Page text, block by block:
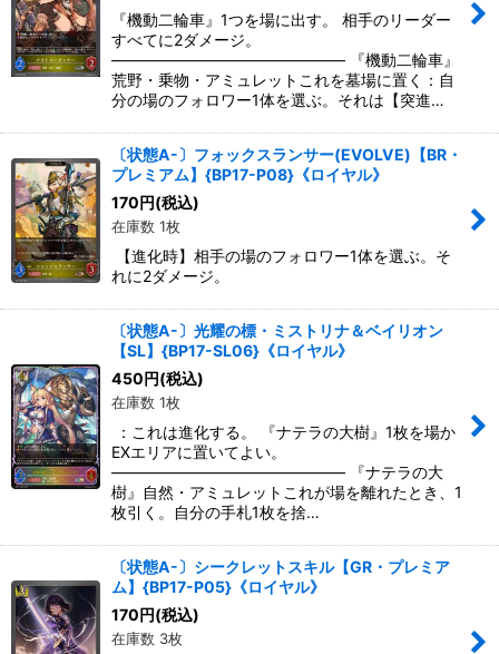
『機動二輪車』1つを場に出す。 相手のリーダー
すべてに2ダメージ。
――――――――――――――― 『機動二輪車』
荒野・乗物・アミュレットこれを墓場に置く：自
分の場のフォロワー1体を選ぶ。それは【突進…
〔状態A-〕フォックスランサー(EVOLVE)【BR・
プレミアム】{BP17-P08}《ロイヤル》
170円(税込)
在庫数 1枚
【進化時】相手の場のフォロワー1体を選ぶ。そ
れに2ダメージ。
〔状態A-〕光耀の標・ミストリナ＆ベイリオン
【SL】{BP17-SL06}《ロイヤル》
450円(税込)
在庫数 1枚
：これは進化する。 『ナテラの大樹』1枚を場か
EXエリアに置いてよい。
――――――――――――――― 『ナテラの大
樹』自然・アミュレットこれが場を離れたとき、1
枚引く。自分の手札1枚を捨…
〔状態A-〕シークレットスキル【GR・プレミア
ム】{BP17-P05}《ロイヤル》
170円(税込)
在庫数 3枚